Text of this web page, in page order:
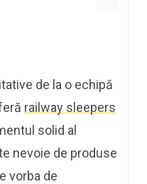
de la o echipă
railway sleepers
solid al
nevoie de produse
vorba de